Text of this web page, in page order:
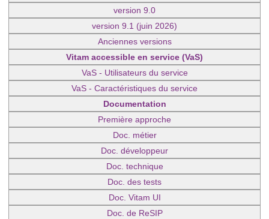
version 9.0
version 9.1 (juin 2026)
Anciennes versions
Vitam accessible en service (VaS)
VaS - Utilisateurs du service
VaS - Caractéristiques du service
Documentation
Première approche
Doc. métier
Doc. développeur
Doc. technique
Doc. des tests
Doc. Vitam UI
Doc. de ReSIP